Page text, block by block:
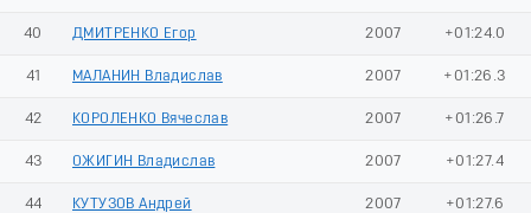
40 ДМИТРЕНКО Егор 2007 +01:24.0
41 МАЛАНИН Владислав 2007 +01:26.3
42 КОРОЛЕНКО Вячеслав 2007 +01:26.7
43 ОЖИГИН Владислав 2007 +01:27.4
44 КУТУЗОВ Андрей 2007 +01:27.6